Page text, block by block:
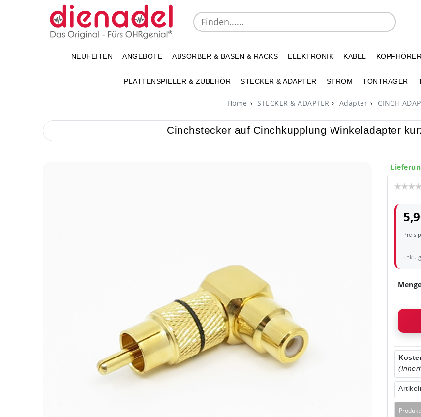
NEUHEITEN ANGEBOTE ABSORBER & BASEN & RACKS ELEKTRONIK KABEL KOPFHÖRER
PLATTENSPIELER & ZUBEHÖR STECKER & ADAPTER STROM TONTRÄGER
Home STECKER & ADAPTER Adapter CINCH
Cinchstecker auf Cinchkupplung Winkeladapter
Preis
inkl.